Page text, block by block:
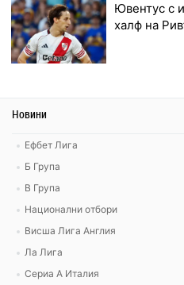
Ювентус с
халф на
Новини
Ефбет Лига
Б Група
В Група
Национални отбори
Висша Лига Англия
Ла Лига
Сериа А Италия